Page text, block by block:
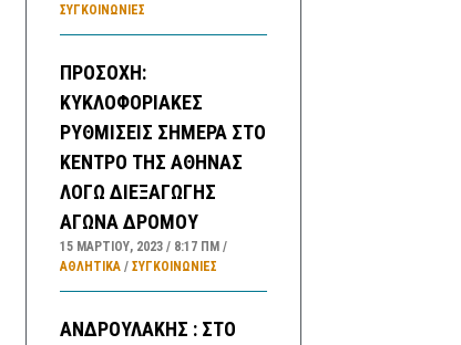
ΣΥΓΚΟΙΝΩΝΊΕΣ
ΠΡΟΣΟΧΗ:
ΚΥΚΛΟΦΟΡΙΑΚΕΣ
ΡΥΘΜΙΣΕΙΣ ΣΗΜΕΡΑ ΣΤΟ
ΚΕΝΤΡΟ ΤΗΣ ΑΘΗΝΑΣ
ΛΟΓΩ ΔΙΕΞΑΓΩΓΗΣ
ΑΓΩΝΑ ΔΡΟΜΟΥ
15 ΜΑΡΤΊΟΥ, 2023 8:17 ΠΜ
ΑΘΛΗΤΙΚΑ/ ΣΥΓΚΟΙΝΩΝΊΕΣ
ΑΝΔΡΟΥΛΑΚΗΣ : ΣΤΟ